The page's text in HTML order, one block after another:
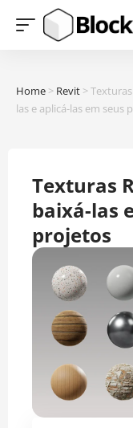
Home > Revit >
las e aplicá-las em seus
Texturas
baixá-las
projetos